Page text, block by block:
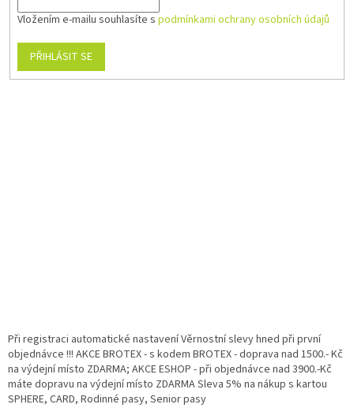
Vložením e-mailu souhlasíte s podmínkami ochrany osobních údajů
PŘIHLÁSIT SE
Při registraci automatické nastavení Věrnostní slevy hned při první
objednávce !!! AKCE BROTEX - s kodem BROTEX - doprava nad 1500.- Kč
na výdejní místo ZDARMA; AKCE ESHOP - při objednávce nad 3900.-Kč
máte dopravu na výdejní místo ZDARMA Sleva 5% na nákup s kartou
SPHERE, CARD, Rodinné pasy, Senior pasy